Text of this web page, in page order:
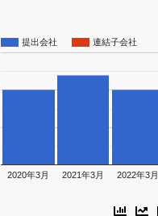
提出会社 連結子会社
2020年3月 2021年3月 2022年3月